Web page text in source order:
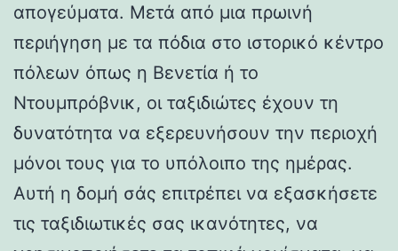
απογεύματα. Μετά από μια πρωινή
περιήγηση με τα πόδια στο ιστορικό κέντρο
πόλεων όπως η Βενετία ή το
Ντουμπρόβνικ, οι ταξιδιώτες έχουν τη
δυνατότητα να εξερευνήσουν την περιοχή
μόνοι τους για το υπόλοιπο της ημέρας.
Αυτή η δομή σάς επιτρέπει να εξασκήσετε
τις ταξιδιωτικές σας ικανότητες, να